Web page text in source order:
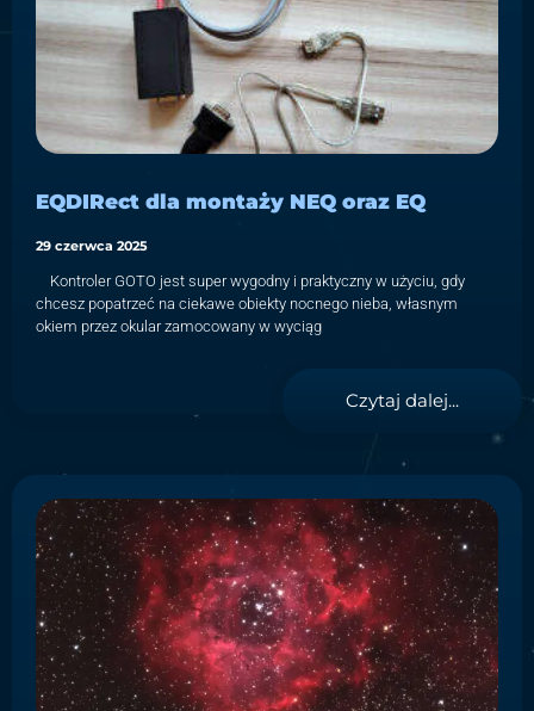
EQDIRect dla montaży NEQ oraz EQ
29 czerwca 2025
Kontroler GOTO jest super wygodny i praktyczny w użyciu, gdy
chcesz popatrzeć na ciekawe obiekty nocnego nieba, własnym
okiem przez okular zamocowany w wyciąg
Czytaj dalej...